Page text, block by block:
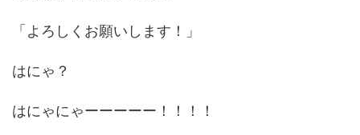
「よろしくお願いします！」
はにゃ？
はにゃにゃーーーーー！！！！